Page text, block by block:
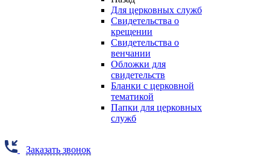
Для церковных служб
Свидетельства о
крещении
Свидетельства о
венчании
Обложки для
свидетельств
Бланки с церковной
тематикой
Папки для церковных
служб
Заказать звонок